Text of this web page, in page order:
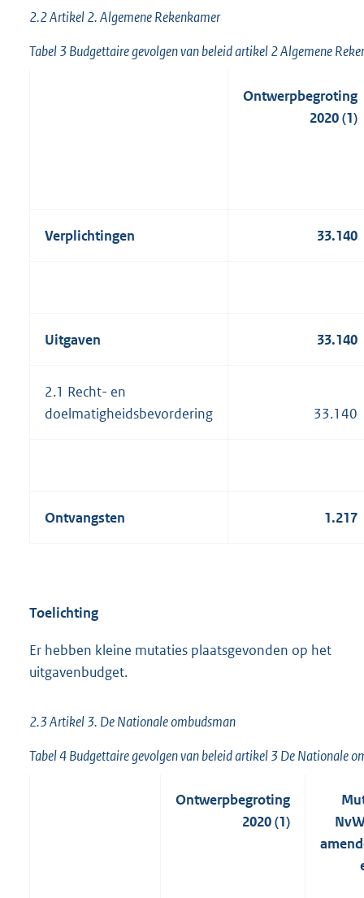
2.2 Artikel 2. Algemene Rekenkamer
Tabel 3 Budgettaire gevolgen van beleid artikel 2 Algemene
Ontwerpbegroting
2020 (1)
Verplichtingen 33.140
Uitgaven 33.140
2.1 Recht- en
doelmatigheidsbevordering
33.140
Ontvangsten 1.217
Toelichting
Er hebben kleine mutaties plaatsgevonden op het
uitgavenbudget.
2.3 Artikel 3. De Nationale ombudsman
Tabel 4 Budgettaire gevolgen van beleid artikel 3 De Nationale
Ontwerpbegroting
2020 (1)